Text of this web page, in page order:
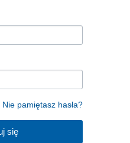
Nie pamiętasz hasła?
się